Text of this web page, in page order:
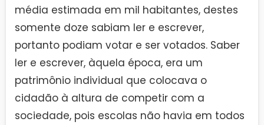
média estimada em mil habitantes, destes
somente doze sabiam ler e escrever,
portanto podiam votar e ser votados. Saber
ler e escrever, àquela época, era um
patrimônio individual que colocava o
cidadão à altura de competir com a
sociedade, pois escolas não havia em todos